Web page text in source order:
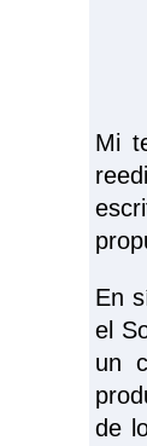
Mi
En
el
un
de